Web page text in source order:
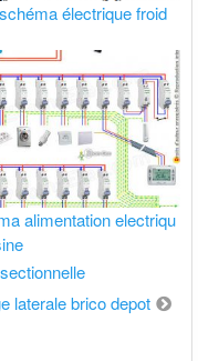
électrique froid
alimentation electriqu
laterale brico depot